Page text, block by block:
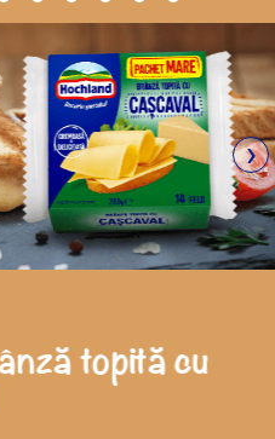
topită cu
›